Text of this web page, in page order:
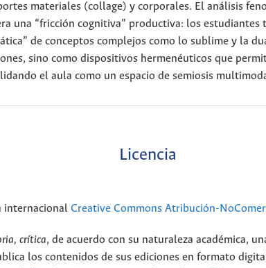
materiales (collage) y corporales. El análisis
una “fricción cognitiva” productiva: los
de conceptos complejos como lo sublime y la
sino como dispositivos hermenéuticos que
el aula como un espacio de semiosis
Licencia
internacional Creative Commons Atribución-
crítica, de acuerdo con su naturaleza académica,
los contenidos de sus ediciones en formato